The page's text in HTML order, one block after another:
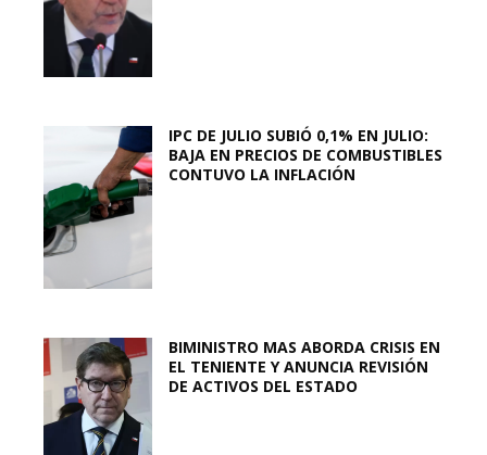
IPC DE JULIO SUBIÓ 0,1% EN JULIO:
BAJA EN PRECIOS DE COMBUSTIBLES
CONTUVO LA INFLACIÓN
BIMINISTRO MAS ABORDA CRISIS EN
EL TENIENTE Y ANUNCIA REVISIÓN
DE ACTIVOS DEL ESTADO